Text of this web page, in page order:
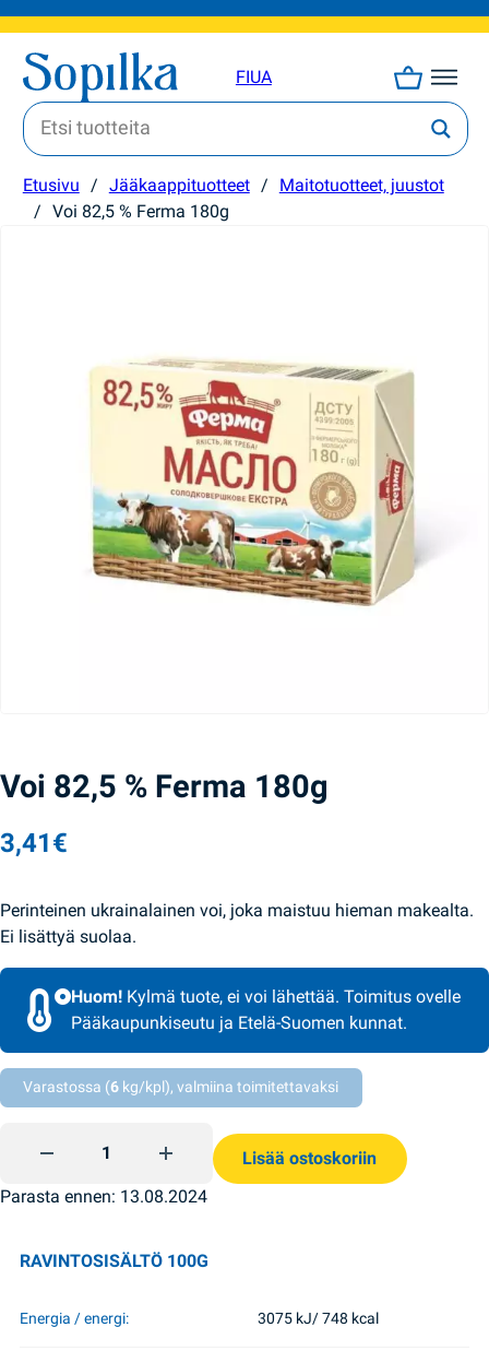
FIUA
Etusivu / Jääkaappituotteet /
Maitotuotteet, juustot
/ Voi 82,5 % Ferma 180g
Voi 82,5 % Ferma 180g
3,41€
Perinteinen ukrainalainen voi, joka maistuu hieman makealta.
Ei lisättyä suolaa.
Huom! Kylmä tuote, ei voi lähettää. Toimitus ovelle
Pääkaupunkiseutu ja Etelä-Suomen kunnat.
Varastossa (6 kg/kpl), valmiina toimitettavaksi
Voi 82,5 % Ferma 180g quantity
Lisää ostoskoriin
Parasta ennen: 13.08.2024
RAVINTOSISÄLTÖ 100G
Energia / energi: 3075 kJ/ 748 kcal